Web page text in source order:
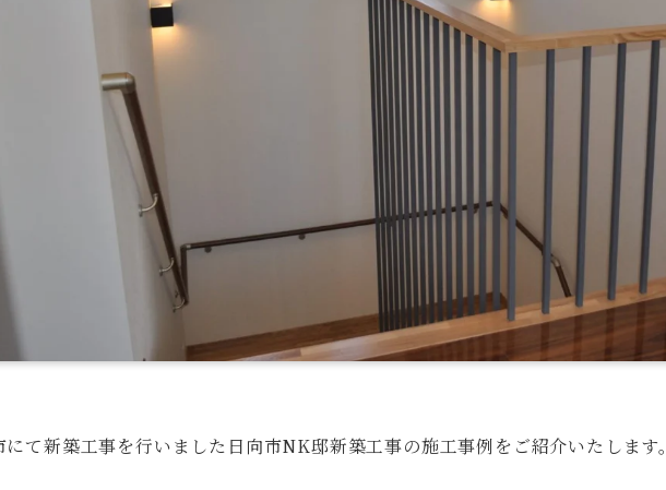
にて新築工事を行いました日向市NK邸新築工事の施工事例をご紹介いたします。